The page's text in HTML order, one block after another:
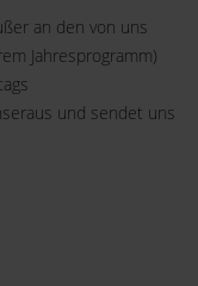
an den von uns
Jahresprogramm)
und sendet uns